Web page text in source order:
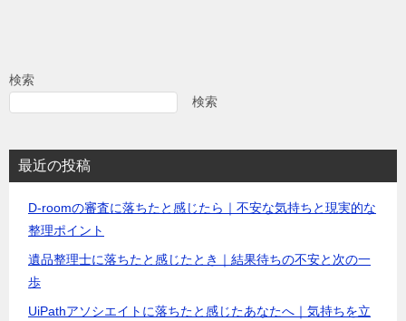
検索
検索
最近の投稿
D-roomの審査に落ちたと感じたら｜不安な気持ちと現実的な
整理ポイント
遺品整理士に落ちたと感じたとき｜結果待ちの不安と次の一
歩
UiPathアソシエイトに落ちたと感じたあなたへ｜気持ちを立